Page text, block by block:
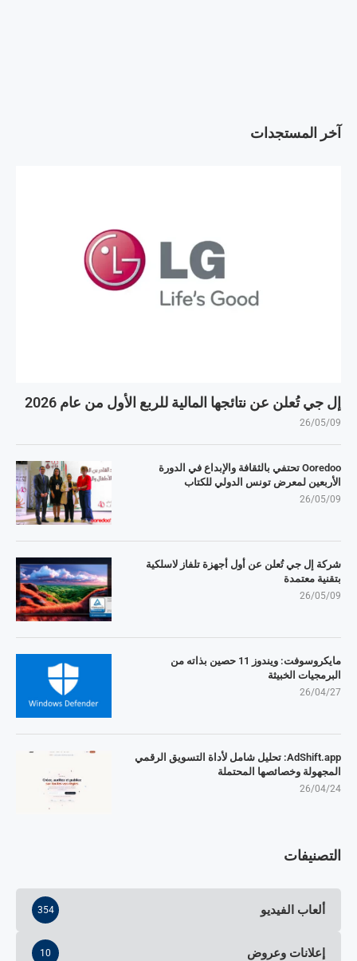
آخر المستجدات
إل جي تُعلن عن نتائجها المالية للربع الأول من عام 2026
26/05/09
Ooredoo تحتفي بالثقافة والإبداع في الدورة
الأربعين لمعرض تونس الدولي للكتاب
26/05/09
شركة إل جي تُعلن عن أول أجهزة تلفاز لاسلكية
بتقنية معتمدة
26/05/09
مايكروسوفت: ويندوز 11 حصين بذاته من
البرمجيات الخبيثة
26/04/27
AdShift.app: تحليل شامل لأداة التسويق الرقمي
المجهولة وخصائصها المحتملة
26/04/24
التصنيفات
ألعاب الفيديو 354
إعلانات وعروض 10